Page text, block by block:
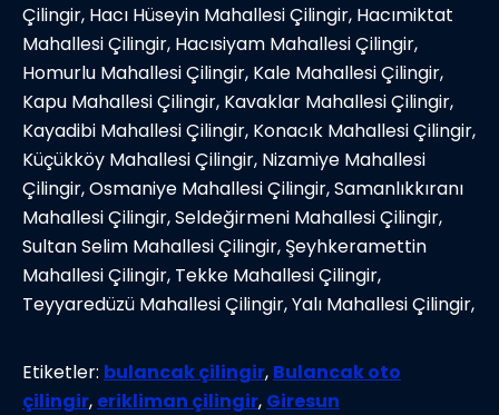
Çilingir, Hacı Hüseyin Mahallesi Çilingir, Hacımiktat
Mahallesi Çilingir, Hacısiyam Mahallesi Çilingir,
Homurlu Mahallesi Çilingir, Kale Mahallesi Çilingir,
Kapu Mahallesi Çilingir, Kavaklar Mahallesi Çilingir,
Kayadibi Mahallesi Çilingir, Konacık Mahallesi Çilingir,
Küçükköy Mahallesi Çilingir, Nizamiye Mahallesi
Çilingir, Osmaniye Mahallesi Çilingir, Samanlıkkıranı
Mahallesi Çilingir, Seldeğirmeni Mahallesi Çilingir,
Sultan Selim Mahallesi Çilingir, Şeyhkeramettin
Mahallesi Çilingir, Tekke Mahallesi Çilingir,
Teyyaredüzü Mahallesi Çilingir, Yalı Mahallesi Çilingir,
Etiketler: bulancak çilingir, Bulancak oto
çilingir, erikliman çilingir, Giresun